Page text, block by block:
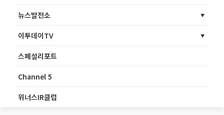
뉴스발전소
이투데이TV
스페셜리포트
Channel 5
위너스IR클럽